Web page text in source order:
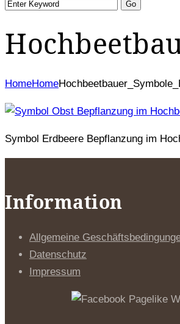
HomeHome
Symbol Erdbeere Bepflanzung im
Information
Allgemeine
Datenschutz
Impressum